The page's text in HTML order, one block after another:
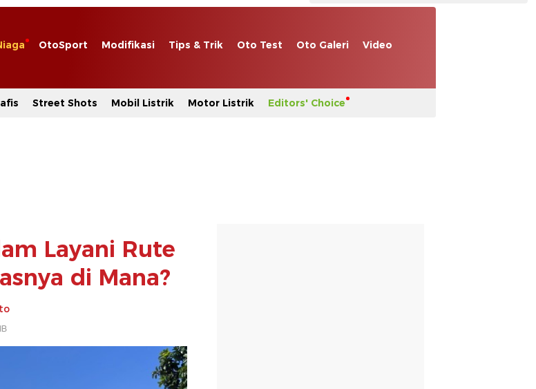
OtoSport Modifikasi Tips & Trik Oto Test Oto Galeri Video
Street Shots Mobil Listrik Motor Listrik Editors' Choice
Layani Rute
di Mana?